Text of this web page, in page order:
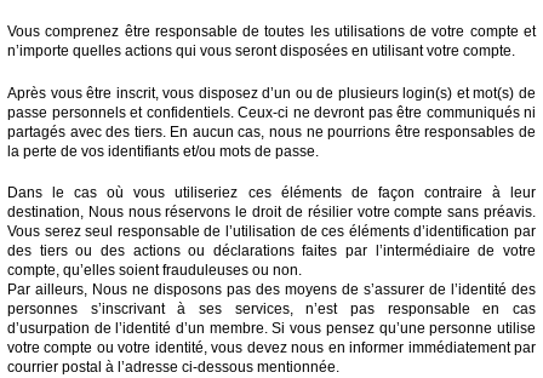
Vous comprenez être responsable de toutes les utilisations de votre compte et
n’importe quelles actions qui vous seront disposées en utilisant votre compte.
Après vous être inscrit, vous disposez d’un ou de plusieurs login(s) et mot(s) de
passe personnels et confidentiels. Ceux-ci ne devront pas être communiqués ni
partagés avec des tiers. En aucun cas, nous ne pourrions être responsables de
la perte de vos identifiants et/ou mots de passe.
Dans le cas où vous utiliseriez ces éléments de façon contraire à leur
destination, Nous nous réservons le droit de résilier votre compte sans préavis.
Vous serez seul responsable de l’utilisation de ces éléments d’identification par
des tiers ou des actions ou déclarations faites par l’intermédiaire de votre
compte, qu’elles soient frauduleuses ou non.
Par ailleurs, Nous ne disposons pas des moyens de s’assurer de l’identité des
personnes s’inscrivant à ses services, n’est pas responsable en cas
d’usurpation de l’identité d’un membre. Si vous pensez qu’une personne utilise
votre compte ou votre identité, vous devez nous en informer immédiatement par
courrier postal à l’adresse ci-dessous mentionnée.